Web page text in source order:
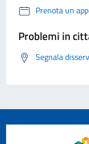
Prenota un
Problemi in
Segnala